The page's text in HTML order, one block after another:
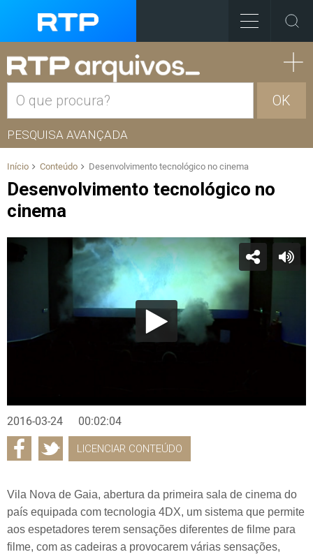
OK
PESQUISA AVANÇADA
Início Conteúdo Desenvolvimento tecnológico no cinema
Desenvolvimento tecnológico no
cinema
2016-03-24 00:02:04
LICENCIAR CONTEÚDO
Vila Nova de Gaia, abertura da primeira sala de cinema do
país equipada com tecnologia 4DX, um sistema que permite
aos espetadores terem sensações diferentes de filme para
filme, com as cadeiras a provocarem várias sensações,